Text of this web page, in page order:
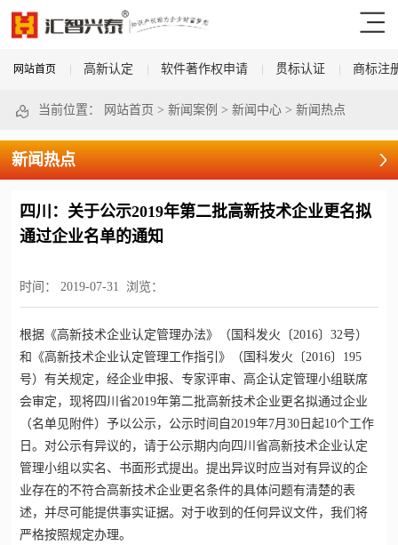
网站首页 高新认定 软件著作权申请 贯标认证 商标注
当前位置： 网站首页 > 新闻案例 > 新闻中心> 新闻热点
新闻热点
四川：关于公示2019年第二批高新技术企业更名拟
通过企业名单的通知
时间： 2019-07-31 浏览：
根据《高新技术企业认定管理办法》（国科发火〔2016〕32号）
和《高新技术企业认定管理工作指引》（国科发火〔2016〕195
号）有关规定，经企业申报、专家评审、高企认定管理小组联席
会审定，现将四川省2019年第二批高新技术企业更名拟通过企业
（名单见附件）予以公示，公示时间自2019年7月30日起10个工作
日。对公示有异议的，请于公示期内向四川省高新技术企业认定
管理小组以实名、书面形式提出。提出异议时应当对有异议的企
业存在的不符合高新技术企业更名条件的具体问题有清楚的表
述，并尽可能提供事实证据。对于收到的任何异议文件，我们将
严格按照规定办理。